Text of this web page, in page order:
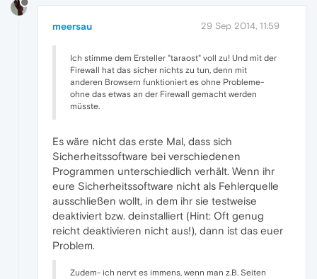
meersau 29 Sep 2014, 11:59
Ich stimme dem Ersteller "taraost" voll zu! Und mit der
Firewall hat das sicher nichts zu tun, denn mit
anderen Browsern funktioniert es ohne Probleme-
ohne das etwas an der Firewall gemacht werden
müsste.
Es wäre nicht das erste Mal, dass sich
Sicherheitssoftware bei verschiedenen
Programmen unterschiedlich verhält. Wenn ihr
eure Sicherheitssoftware nicht als Fehlerquelle
ausschließen wollt, in dem ihr sie testweise
deaktiviert bzw. deinstalliert (Hint: Oft genug
reicht deaktivieren nicht aus!), dann ist das euer
Problem.
Zudem- ich nervt es immens, wenn man z.B. Seiten